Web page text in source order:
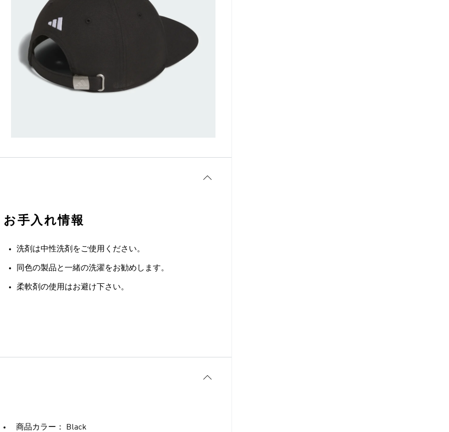
お手入れ情報
洗剤は中性洗剤をご使用ください。
同色の製品と一緒の洗濯をお勧めします。
柔軟剤の使用はお避け下さい。
商品カラー： Black